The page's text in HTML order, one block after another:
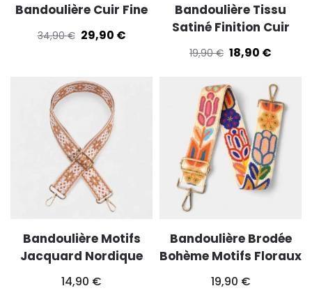
Bandoulière Cuir Fine
34,90€ 29,90 €
Bandoulière Tissu
Satiné Finition Cuir
19,90€ 18,90 €
Bandoulière Motifs
Jacquard Nordique
14,90 €
Bandoulière Brodée
Bohème Motifs Floraux
19,90 €